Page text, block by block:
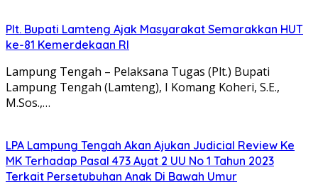
Plt. Bupati Lamteng Ajak Masyarakat Semarakkan HUT
ke-81 Kemerdekaan RI
Lampung Tengah – Pelaksana Tugas (Plt.) Bupati
Lampung Tengah (Lamteng), I Komang Koheri, S.E.,
M.Sos.,…
LPA Lampung Tengah Akan Ajukan Judicial Review Ke
MK Terhadap Pasal 473 Ayat 2 UU No 1 Tahun 2023
Terkait Persetubuhan Anak Di Bawah Umur